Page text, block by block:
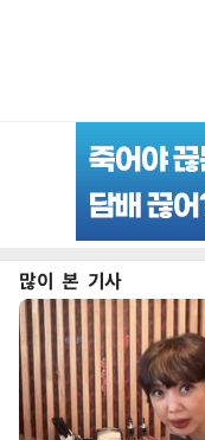
많이 본 기사